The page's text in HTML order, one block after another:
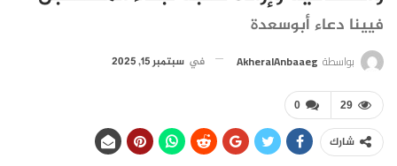
فيينا دعاء أبوسعدة
بواسطة AkheralAnbaaeg في سبتمبر 15, 2025
0 29
شارك